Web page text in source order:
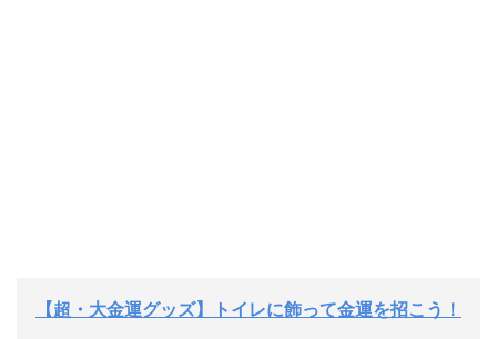
【超・大金運グッズ】トイレに飾って金運を招こう！